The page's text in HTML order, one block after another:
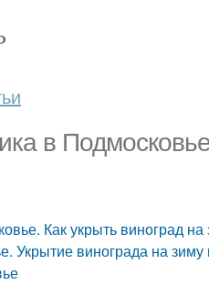
в
Как укрыть виноград
Укрытие винограда на